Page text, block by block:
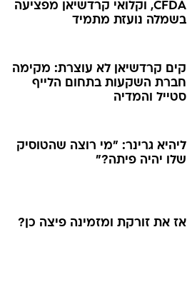
CFDA, וקלואי קרדשיאן מפציעה
בשמלה נועזת מתמיד
קים קרדשיאן לא עוצרת: מקימה
חברת השקעות בתחום הלייף
סטייל והמדיה
ליהיא גרינר: "מי רוצה שהטוסיק
שלו יהיה פיתה?"
אז את זורקת ומזמינה פיצה כן?